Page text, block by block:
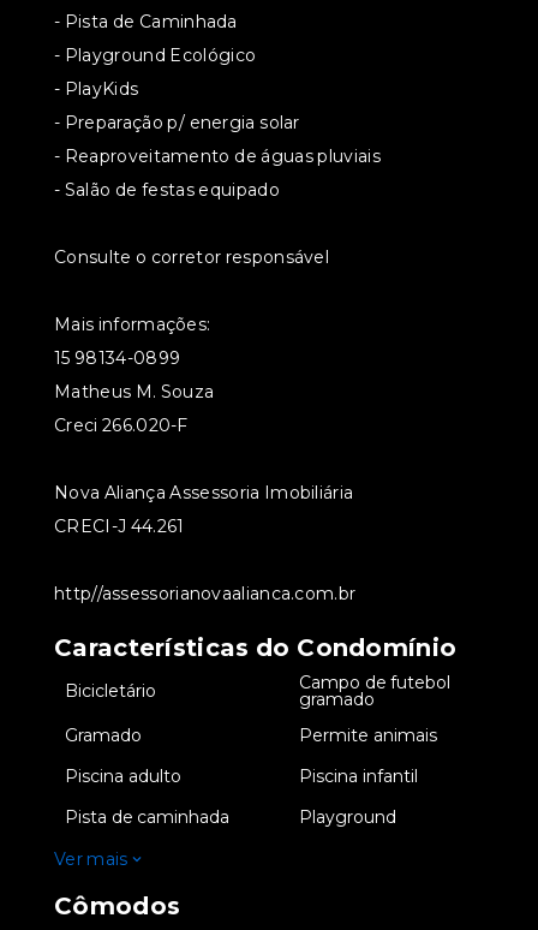
- Pista de Caminhada
- Playground Ecológico
- PlayKids
- Preparação p/ energia solar
- Reaproveitamento de águas pluviais
- Salão de festas equipado
Consulte o corretor responsável
Mais informações:
15 98134-0899
Matheus M. Souza
Creci 266.020-F
Nova Aliança Assessoria Imobiliária
CRECI-J 44.261
http//assessorianovaalianca.com.br
Características do Condomínio
Bicicletário Campo de futebol
gramado
Gramado
Permite animais
Piscina adulto
Piscina infantil
Pista de caminhada
Playground
Ver mais
Cômodos